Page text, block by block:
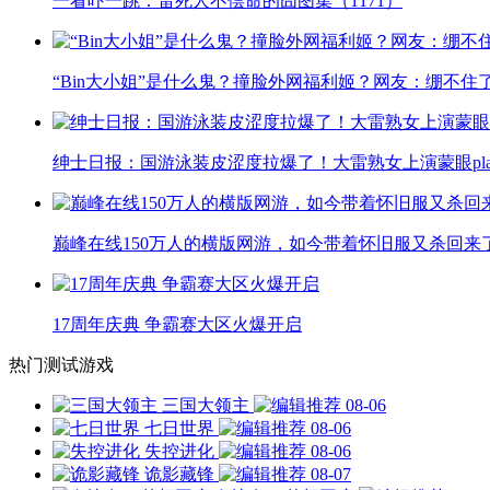
“Bin大小姐”是什么鬼？撞脸外网福利姬？网友：绷不住
绅士日报：国游泳装皮涩度拉爆了！大雷熟女上演蒙眼
巅峰在线150万人的横版网游，如今带着怀旧服又杀回来
17周年庆典 争霸赛大区火爆开启
热门测试游戏
三国大领主
08-06
七日世界
08-06
失控进化
08-06
诡影藏锋
08-07